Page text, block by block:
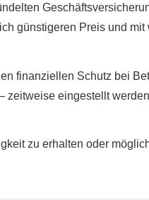
günstigeren Preis und
finanziellen Schutz bei
eingestellt
zu erhalten oder